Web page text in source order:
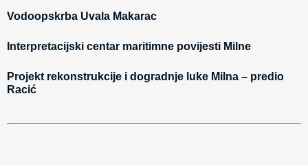
Vodoopskrba Uvala Makarac
Interpretacijski centar maritimne povijesti Milne
Projekt rekonstrukcije i dogradnje luke Milna – predio
Racić